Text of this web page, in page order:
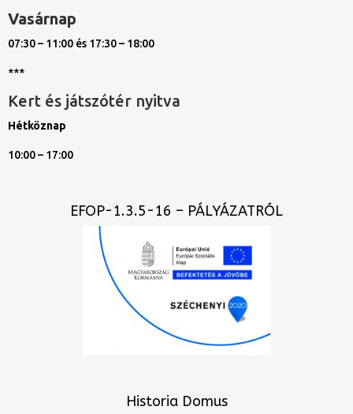
Vasárnap
07:30 – 11:00 és 17:30 – 18:00
***
Kert és játszótér nyitva
Hétköznap
10:00 – 17:00
EFOP-1.3.5-16 – PÁLYÁZATRÓL
Historia Domus